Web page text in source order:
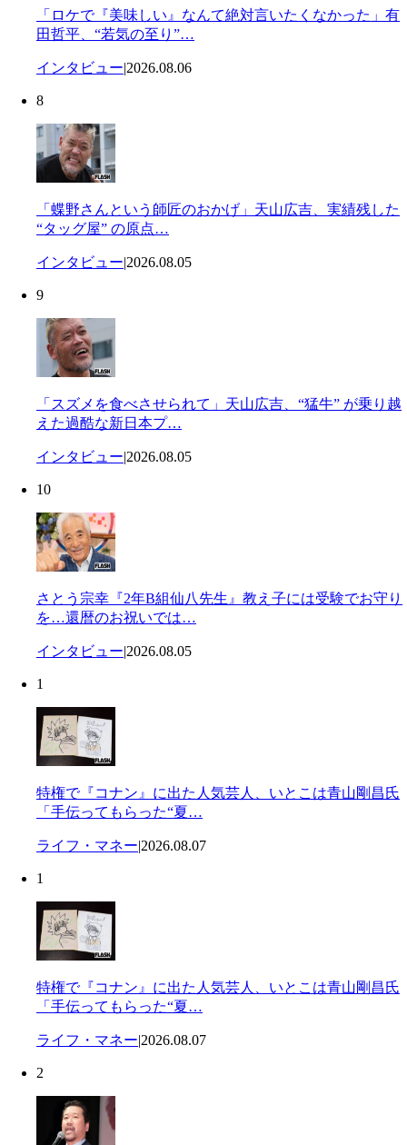
「ロケで『美味しい』なんて絶対言いたくなかった」有
田哲平、“若気の至り”…
インタビュー|2026.08.06
8
「蝶野さんという師匠のおかげ」天山広吉、実績残した
“タッグ屋” の原点…
インタビュー|2026.08.05
9
「スズメを食べさせられて」天山広吉、“猛牛” が乗り越
えた過酷な新日本プ…
インタビュー|2026.08.05
10
さとう宗幸『2年B組仙八先生』教え子には受験でお守り
を…還暦のお祝いでは…
インタビュー|2026.08.05
1
特権で『コナン』に出た人気芸人、いとこは青山剛昌氏
「手伝ってもらった“夏…
ライフ・マネー|2026.08.07
1
特権で『コナン』に出た人気芸人、いとこは青山剛昌氏
「手伝ってもらった“夏…
ライフ・マネー|2026.08.07
2